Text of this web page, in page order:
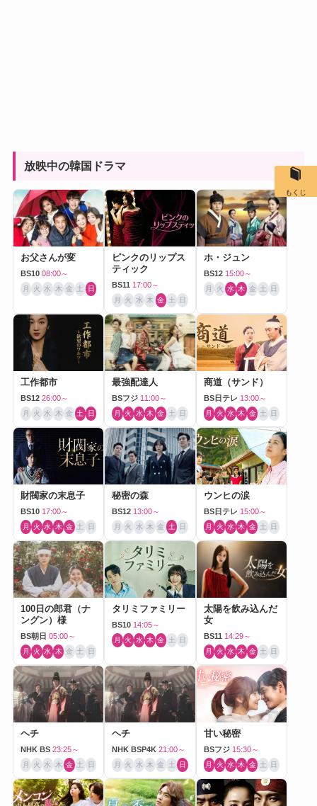
放映中の韓国ドラマ
お父さんが変
BS10 08:00～
月 火 水 木 金 土 日
ピンクのリップス
ティック
BS11 17:00～
月 火 水 木 金 土 日
ホ・ジュン
BS12 15:00～
月 火 水 木 金 土 日
工作都市
BS12 26:00～
月 火 水 木 金 土 日
最強配達人
BSフジ 11:00～
月 火 水 木 金 土 日
商道（サンド）
BS日テレ 13:00～
月 火 水 木 金 土 日
財閥家の末息子
BS10 17:00～
月 火 水 木 金 土 日
秘密の森
BS12 13:00～
月 火 水 木 金 土 日
ウンヒの涙
BS日テレ 15:00～
月 火 水 木 金 土 日
100日の郎君（ナ
ングン）様
BS朝日 05:00～
月 火 水 木 金 土 日
タリミファミリー
BS10 14:05～
月 火 水 木 金 土 日
太陽を飲み込んだ
女
BS11 14:29～
月 火 水 木 金 土 日
ヘチ
NHK BS 23:25～
月 火 水 木 金 土 日
ヘチ
NHK BSP4K 21:00～
月 火 水 木 金 土 日
甘い秘密
BSフジ 15:30～
月 火 水 木 金 土 日
もくじ